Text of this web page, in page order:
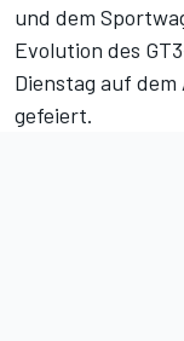
und dem
Evolution des
Dienstag auf
gefeiert.